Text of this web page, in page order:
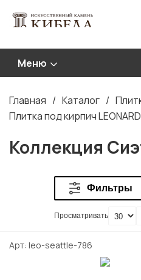
Меню
Строка
навигации
Главная Каталог
Плитка под кирпич
Коллекция
Фильтры
Просматривать
Арт leo-seattle-786